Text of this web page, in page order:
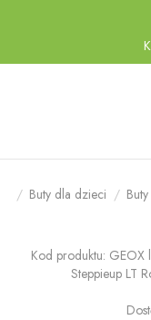
do menu
do
Buty dla dzieci
Kod produktu: GEOX
Steppieup LT